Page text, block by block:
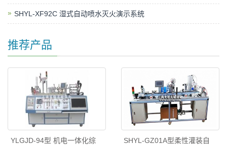
SHYL-XF92C 湿式自动喷水灭火演示系统
推荐产品
YLGJD-94型 机电一体化综
SHYL-GZ01A型柔性灌装自